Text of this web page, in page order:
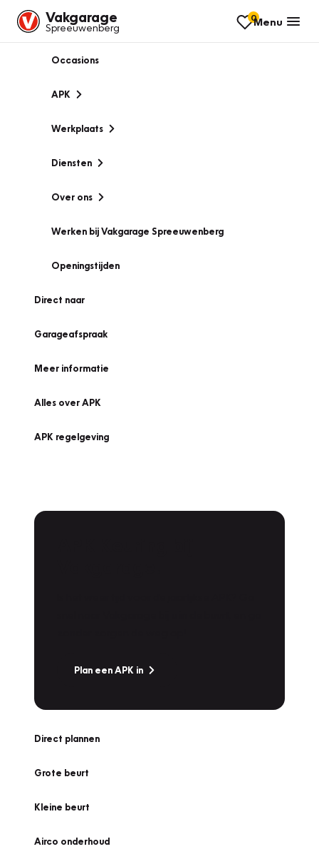
Vakgarage
Spreeuwenberg
0Menu
Occasions
APK
Werkplaats
Diensten
Over ons
Werken bij Vakgarage Spreeuwenberg
Openingstijden
Direct naar
Garageafspraak
Meer informatie
Alles over APK
APK regelgeving
Plan een APK in
Direct plannen
Grote beurt
Kleine beurt
Airco onderhoud